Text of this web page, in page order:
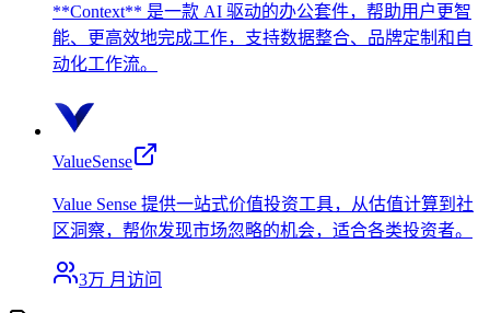
**Context** 是一款 AI 驱动的办公套件，帮助用户更智
能、更高效地完成工作，支持数据整合、品牌定制和自
动化工作流。
ValueSense
Value Sense 提供一站式价值投资工具，从估值计算到社
区洞察，帮你发现市场忽略的机会，适合各类投资者。
3万 月访问